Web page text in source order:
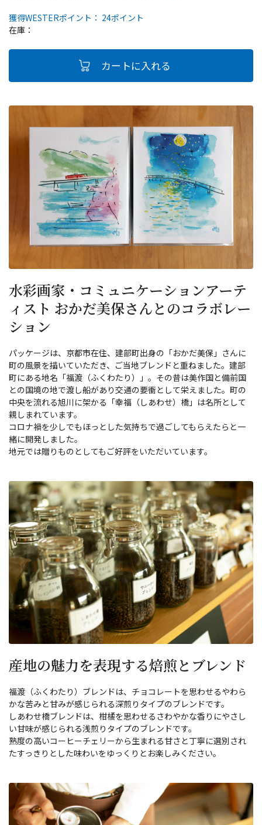
獲得WESTERポイント： 24ポイント
在庫：
水彩画家・コミュニケーションアーテ
ィスト おかだ美保さんとのコラボレー
ション
パッケージは、京都市在住、建部町出身の「おかだ美保」さんに
町の風景を描いていただき、ご当地ブレンドと重ねました。建部
町にある地名「福渡（ふくわたり）」。その昔は美作国と備前国
との国境の地で渡し船があり交通の要衝として栄えました。町の
中央を流れる旭川に架かる「幸福（しあわせ）橋」は名所として
親しまれています。
コロナ禍を少しでもほっとした気持ちで過ごしてもらえたらと一
緒に開発しました。
地元では贈りものとしてもご好評をいただいています。
産地の魅力を表現する焙煎とブレンド
福渡（ふくわたり）ブレンドは、チョコレートを思わせるやわら
かな苦みと甘みが感じられる深煎りタイプのブレンドです。
しあわせ橋ブレンドは、柑橘を思わせるさわやかな香りにやさし
い甘味が感じられる浅煎りタイプのブレンドです。
熟度の高いコーヒーチェリーから生まれる甘さと丁寧に選別され
たすっきりとした味わいをゆっくりとお楽しみください。